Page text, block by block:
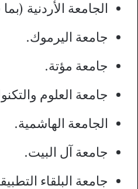
الجامعة الأردنية
جامعة اليرموك.
جامعة مؤتة.
جامعة العلوم
الجامعة الهاشمية.
جامعة آل البيت.
جامعة البلقاء